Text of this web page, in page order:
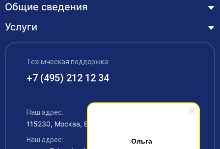
Ольга
Курсы
Лицензия
Обучающимся
Акции
Контакты
Общие сведения
Основные сведения
Структура и органы управления образовательной
организацией
Документы
Руководство и педагогический состав
Материально-техническое обеспечение
Платные образовательные услуги
Услуги
Профессиональная переподготовка
Курсы повышения квалификации – дистанционное
обучение с выдачей удостоверения
Рабочие специальности
Аккредитация
Техническая поддержка:
+7 (495) 212 12 34
Наш адрес:
115230, Москва, Варшавское шоссе 42
Наш адрес: